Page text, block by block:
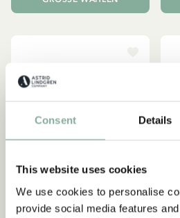
Consent Details
This website uses cookies
We use cookies to personalise
provide social media features